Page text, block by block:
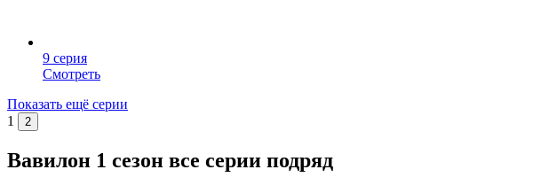
9 серия
Смотреть
Показать ещё серии
1
2
Вавилон 1 сезон все серии подряд